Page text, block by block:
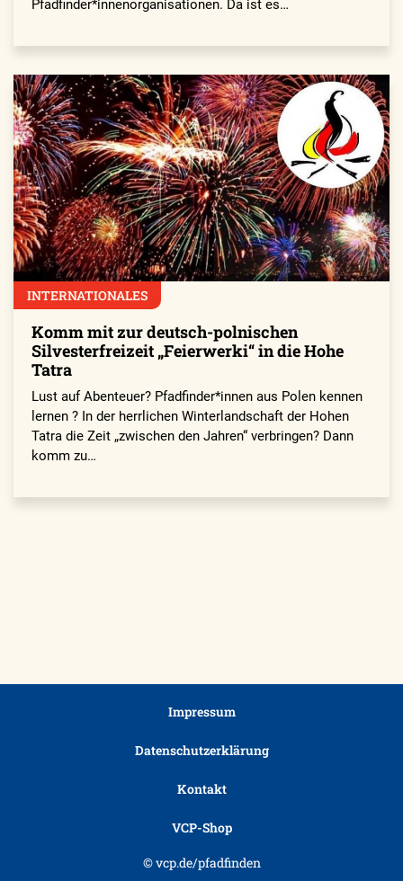
Pfadfinder*innenorganisationen. Da ist es…
INTERNATIONALES
Komm mit zur deutsch-polnischen
Silvesterfreizeit „Feierwerki“ in die Hohe
Tatra
Lust auf Abenteuer? Pfadfinder*innen aus Polen kennen
lernen ? In der herrlichen Winterlandschaft der Hohen
Tatra die Zeit „zwischen den Jahren“ verbringen? Dann
komm zu…
Impressum
Datenschutzerklärung
Kontakt
VCP-Shop
© vcp.de/pfadfinden